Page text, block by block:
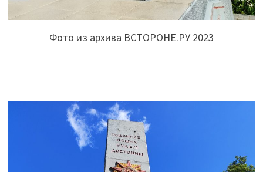
Фото из архива ВСТОРОНЕ.РУ 2023